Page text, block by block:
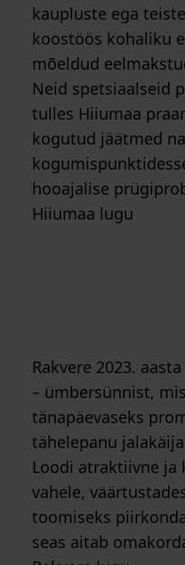
kaupluste ega
koostöös kohaliku
mõeldud
Neid spetsiaalseid
tulles Hiiumaa
kogutud jäätmed
hooajalise
Hiiumaa lugu
Rakvere 2023.
– ümbersünnist,
tänapäevaseks
tähelepanu
Loodi atraktiivne ja
vahele,
toomiseks
seas aitab